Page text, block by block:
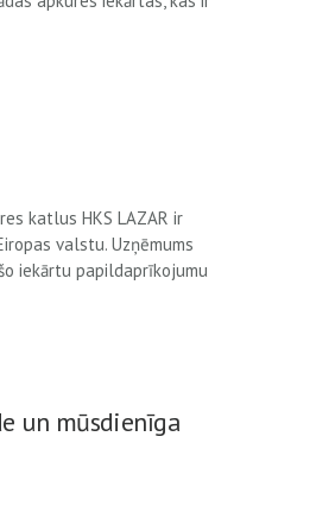
katlus HKS LAZAR ir
valstu. Uzņēmums
iekārtu papildaprīkojumu
un mūsdienīga